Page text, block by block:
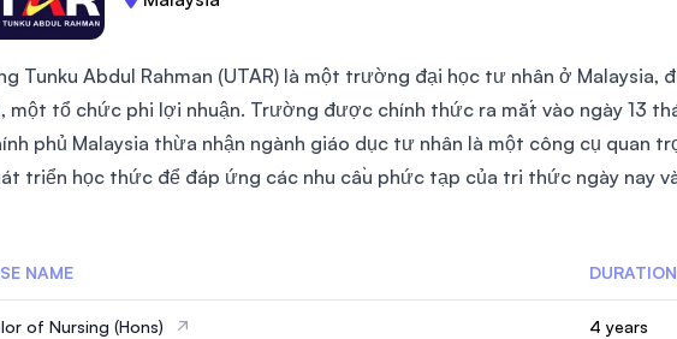
Tunku Abdul Rahman (UTAR) là một trường đại học tư nhân ở
một tổ chức phi lợi nhuận. Trường được chính thức ra mắt vào ngày 13
phủ Malaysia thừa nhận ngành giáo dục tư nhân là một công cụ quan
triển học thức để đáp ứng các nhu cầu phức tạp của tri thức ngày nay
NAME DURATION
of Nursing (Hons) 4 years